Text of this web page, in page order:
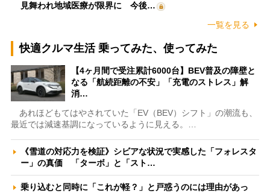
見舞われ地域医療が限界に 今後…
一覧を見る
快適クルマ生活 乗ってみた、使ってみた
【4ヶ月間で受注累計6000台】BEV普及の障壁と
なる「航続距離の不安」「充電のストレス」解
消…
あれほどもてはやされていた「EV（BEV）シフト」の潮流も、
最近では減速基調になっているように見える。…
《雪道の対応力を検証》シビアな状況で実感した「フォレスタ
ー」の真価 「ターボ」と「スト…
乗り込むと同時に「これが軽？」と戸惑うのには理由があっ